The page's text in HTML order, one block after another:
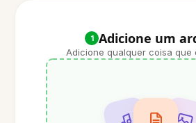
1 Adicione um
Adicione qualquer coisa que